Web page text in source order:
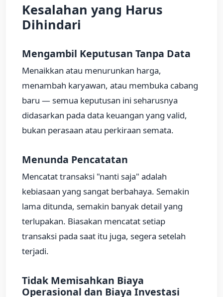
Kesalahan yang Harus
Dihindari
Mengambil Keputusan Tanpa Data
Menaikkan atau menurunkan harga,
menambah karyawan, atau membuka cabang
baru — semua keputusan ini seharusnya
didasarkan pada data keuangan yang valid,
bukan perasaan atau perkiraan semata.
Menunda Pencatatan
Mencatat transaksi "nanti saja" adalah
kebiasaan yang sangat berbahaya. Semakin
lama ditunda, semakin banyak detail yang
terlupakan. Biasakan mencatat setiap
transaksi pada saat itu juga, segera setelah
terjadi.
Tidak Memisahkan Biaya
Operasional dan Biaya Investasi